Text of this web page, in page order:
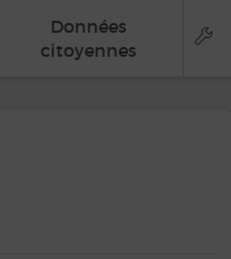
Données
citoyennes